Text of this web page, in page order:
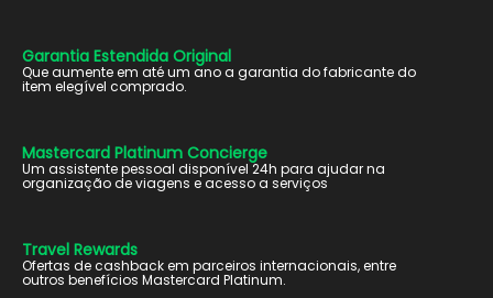
Garantia Estendida Original
Que aumente em até um ano a garantia do fabricante do
item elegível comprado.
Mastercard Platinum Concierge
Um assistente pessoal disponível 24h para ajudar na
organização de viagens e acesso a serviços
Travel Rewards
Ofertas de cashback em parceiros internacionais, entre
outros benefícios Mastercard Platinum.